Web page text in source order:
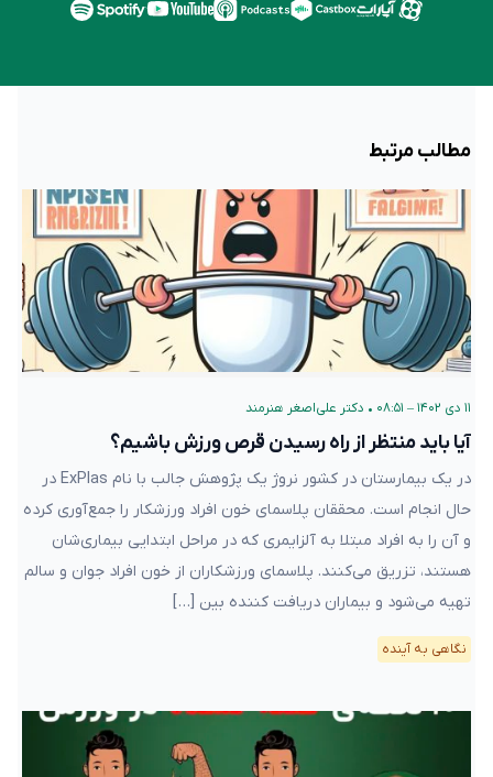
مطالب مرتبط
۱۱ دی ۱۴۰۲ – ۰۸:۵۱ • دکتر علی‌اصغر هنرمند
آیا باید منتظر از راه رسیدن قرص ورزش باشیم؟
در یک بیمارستان در کشور نروژ یک پژوهش جالب با نام ExPlas در
حال انجام است. محققان پلاسمای خون افراد ورزشکار را جمع‌آوری کرده
و آن را به افراد مبتلا به آلزایمری که در مراحل ابتدایی بیماری‌شان
هستند، تزریق می‌کنند. پلاسمای ورزشکاران از خون افراد جوان و سالم
تهیه می‌شود و بیماران دریافت کننده بین […]
نگاهی به آینده